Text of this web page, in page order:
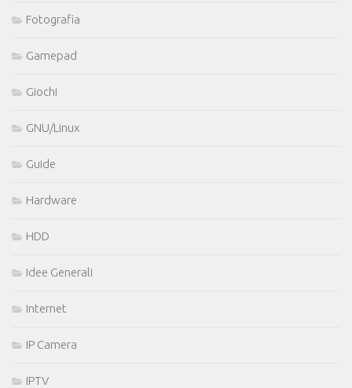
Fotografia
Gamepad
Giochi
GNU/Linux
Guide
Hardware
HDD
Idee Generali
Internet
IP Camera
IPTV